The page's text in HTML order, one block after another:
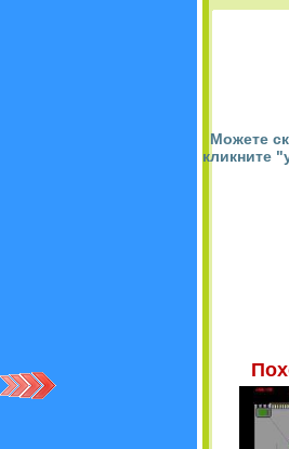
Можете
кликните